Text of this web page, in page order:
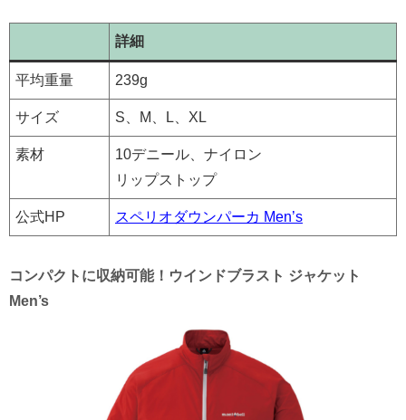
詳細
平均重量 239g
サイズ S、M、L、XL
素材
10デニール、ナイロン
リップストップ
公式HP スペリオダウンパーカ Men’s
コンパクトに収納可能！ウインドブラスト ジャケット
Men’s